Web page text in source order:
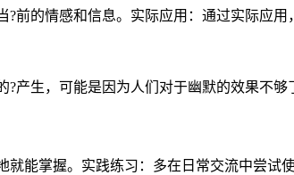
前的情感和信息。实际应用：通过实际应用
产生，可能是因为人们对于幽默的效果不够
能掌握。实践练习：多在日常交流中尝试